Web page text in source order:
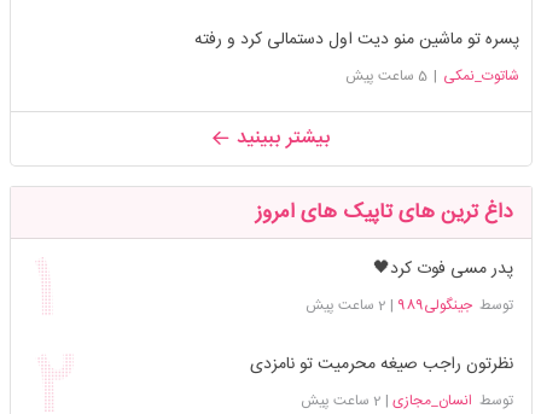
پسره تو ماشین منو دیت اول دستمالی کرد و رفته
شاتوت_نمکی | 5 ساعت پیش
بیشتر ببینید
داغ ترین های تاپیک های امروز
پدر مسی فوت کرد🖤
توسطجینگولی989 | 2 ساعت پیش
نظرتون راجب صیغه محرمیت تو نامزدی
توسط انسان_مجازی | 2 ساعت پیش